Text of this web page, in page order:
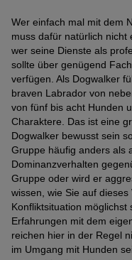
Wer einfach mal mit dem
muss dafür natürlich nicht
wer seine Dienste als
sollte über genügend
verfügen. Als Dogwalker
braven Labrador von
von fünf bis acht Hunden
Charaktere. Das ist eine
Dogwalker bewusst sein
Gruppe häufig anders als
Dominanzverhalten
Gruppe oder wird er
wissen, wie Sie auf
Konfliktsituation möglichst
Erfahrungen mit dem
reichen hier in der Regel
im Umgang mit Hunden